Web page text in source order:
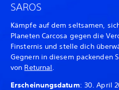
SAROS
Kämpfe auf dem seltsamen,
Planeten Carcosa gegen die
Finsternis und stelle dich
Gegnern in diesem packenden
von Returnal
Erscheinungsdatum: 30. April